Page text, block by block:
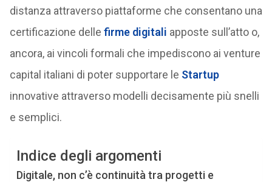
distanza attraverso piattaforme che consentano una
certificazione delle firme digitali apposte sull’atto o,
ancora, ai vincoli formali che impediscono ai venture
capital italiani di poter supportare le Startup
innovative attraverso modelli decisamente più snelli
e semplici.
Indice degli argomenti
Digitale, non c’è continuità tra progetti e